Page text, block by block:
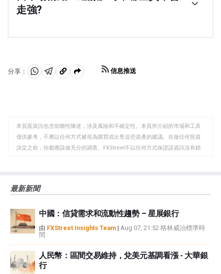
場中上漲。這是因為這些貨幣的經濟增長嚴重依賴大宗商
品出口，而大宗商品在風險偏好時期往往會上漲。這是因
走強?
元(JPY)和瑞士法郎(CHF)。美元，因為它是世界儲備貨
到對日本政府債券需求增加的影響，因為日本國內投資者
持有的國債比例很高，即使在危機時期，他們也不太可能
分享：
分 分 複
板
信息推送
本頁面資訊包含前瞻性陳述，涉及風險和不確定性。本頁所介紹的市場和工具
僅供參考，不應以任何方式被視為購買或出售這些資產的建議。在做任何投資
決定之前，你都應該做充分的調查。FXStreet不以任何方式保證該資訊沒有錯
觀點，並不代表FXStreet或其廣告商的官方政策或立場。作者不對本頁連結的
如果文章正文中沒有明確提到，在撰寫本文時，作者在本文中提到的任何股票
中都沒有頭寸，也沒有與文中提到的任何公司有業務關係。除了FXStreet，作
者沒有收到撰寫這篇文章的報酬。
FXStreet和作者不提供個性化的建議。作者對該資訊的準確性、完整性或適用
性不作任何陳述。FXStreet和作者將不承擔任何錯誤，遺漏或任何損失，傷害
或損害由此資訊及其顯示或使用引起的。錯誤和遺漏除外。本文作者和
最新新聞
中國：信貸需求和流動性趨勢 – 星展銀行
由 FXStreet Insights Team | Aug 07, 21:52 格林威治標準時
間
人民幣：區間交易維持，兌美元基調看漲 - 大華銀
行